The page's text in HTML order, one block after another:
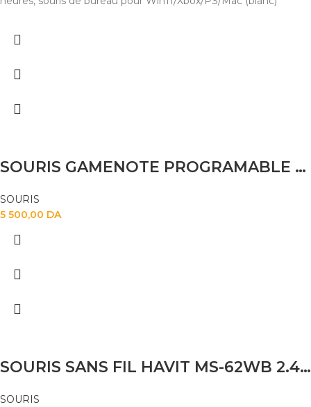
SOURIS GAMENOTE PROGRAMABLE MS-900S
SOURIS
5 500,00 DA
SOURIS SANS FIL HAVIT MS-62WB 2.4G+BT RECHARGABLE
SOURIS